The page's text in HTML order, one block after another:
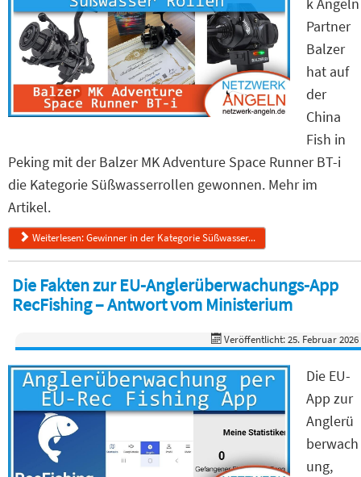
Partner
Balzer
hat auf
der
China
Fish in
Peking mit der Balzer MK Adventure Space Runner BT-i
die Kategorie Süßwasserrollen gewonnen. Mehr im
Artikel.
Weiterlesen: Gewinner in der Kategorie Süßwasser...
Die Fakten zur EU-Anglerüberwachungs-App
RecFishing – Antwort vom Ministerium
Veröffentlicht: 25. Februar 2026
Die EU-
App zur
Anglerü
berwach
ung,